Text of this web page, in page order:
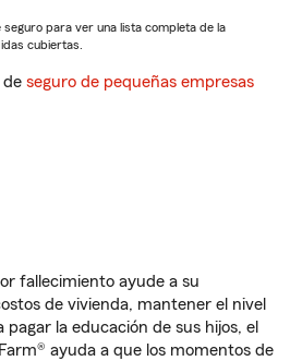
seguro para ver una lista completa de la
cubiertas.
de seguro de pequeñas empresas
fallecimiento ayude a su
de vivienda, mantener el nivel
la educación de sus hijos, el
ayuda a que los momentos de